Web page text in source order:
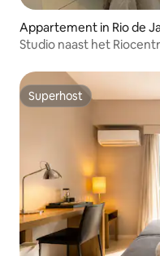
Appartement in Rio de
Studio naast het
Superhost
Superhost